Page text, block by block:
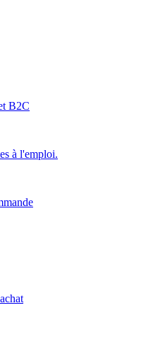
B2C
à l'emploi.